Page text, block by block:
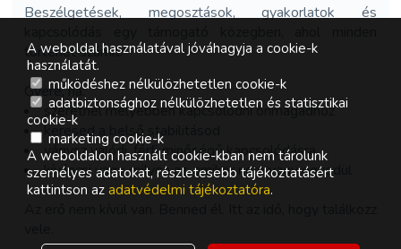
Beszélgetések, megosztások, gyakorlatok és
történet számít.
Gyere, ha:
szeretnél mélyebben kapcsolódni önmagadhoz
keresed a belső stabilitásod
vágysz valódi, férfi minőségű kapcsolódásra
kíváncsi vagy, milyen az, amikor nem vagy egyedül
A weboldal használatával jóváhagyja a cookie-k
használatát.
működéshez nélkülözhetetlen cookie-k
adatbiztonsághoz nélkülözhetetlen és statisztikai
cookie-k
marketing cookie-k
A weboldalon használt cookie-kban nem tárolunk
személyes adatokat, részletesebb tájékoztatásért
kattintson az adatvédelmi tájékoztatóra.